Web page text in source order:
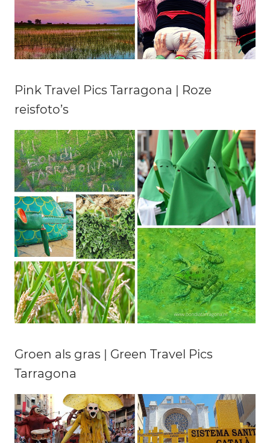
Pink Travel Pics Tarragona | Roze
reisfoto’s
Groen als gras | Green Travel Pics
Tarragona